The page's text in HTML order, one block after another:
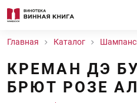
Главная Каталог
КРЕМАН ДЭ
БРЮТ РОЗЕ